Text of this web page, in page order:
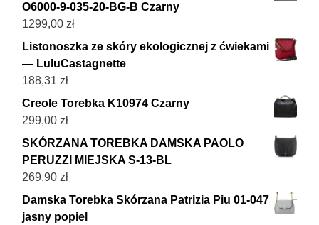
O6000-9-035-20-BG-B Czarny
1299,00 zł
Listonoszka ze skóry ekologicznej z ćwiekami
— LuluCastagnette
188,31 zł
Creole Torebka K10974 Czarny
299,00 zł
SKÓRZANA TOREBKA DAMSKA PAOLO
PERUZZI MIEJSKA S-13-BL
269,90 zł
Damska Torebka Skórzana Patrizia Piu 01-047
jasny popiel